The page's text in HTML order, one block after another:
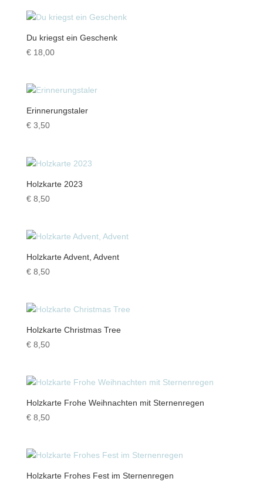
Du kriegst ein Geschenk
€18,00
Erinnerungstaler
€3,50
Holzkarte 2023
€8,50
Holzkarte Advent, Advent
€8,50
Holzkarte Christmas Tree
€8,50
Holzkarte Frohe Weihnachten mit Sternenregen
€8,50
Holzkarte Frohes Fest im Sternenregen